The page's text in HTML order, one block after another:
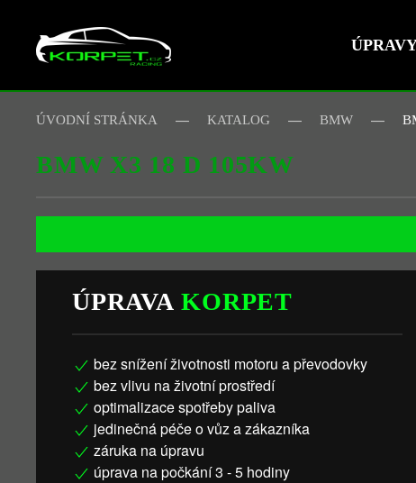
Skip to main content
ÚVODNÍ STRÁNKA KATALOG BMW
BMW X3 18 D 105KW
ÚPRAVAKORPET
bez snížení životnosti motoru a převodovky
bez vlivu na životní prostředí
optimalizace spotřeby paliva
jedinečná péče o vůz a zákazníka
záruka na úpravu
úprava na počkání 3 - 5 hodiny